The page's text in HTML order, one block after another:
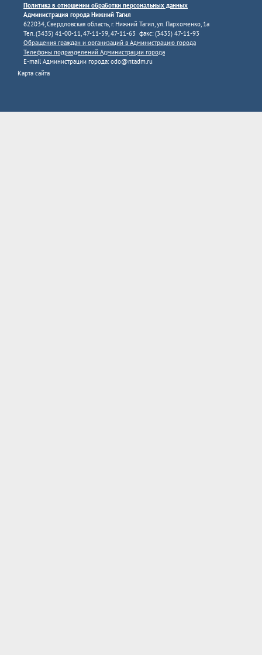
Политика в отношении обработки персональных данных
Администрация города Нижний Тагил
622034, Свердловская область, г. Нижний Тагил, ул. Пархоменко, 1а
Тел. (3435) 41-00-11, 47-11-59, 47-11-63 факс: (3435) 47-11-93
Обращения граждан и организаций в Администрацию города
Телефоны подразделений Администрации города
E-mail Администрации города:odo@ntadm.ru
Карта сайта